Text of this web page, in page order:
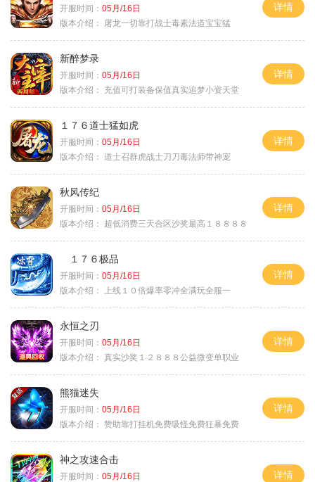
开服时间： 05月/16日
版本介绍：
屠龙一切靠打战士毒素法道宝宝猛
详情
新醉梦录
开服时间： 05月/16日
版本介绍：
充值可打装备保值真实追梦小资天堂
详情
１７６道士猛如虎
开服时间： 05月/16日
版本介绍： 道士召群虎战士刀刀毒法师带神宠
详情
秋风传纪
开服时间： 05月/16日
版本介绍：
超低消费三天合区沙奖最高１８８８８
详情
１７６极品
开服时间： 05月/16日
版本介绍：
上线１０倍爆率零冲全满玩全服一
详情
永恒之刃
开服时间： 05月/16日
版本介绍： 真实沙奖１２８８８公益微变单职业
详情
熊猫迷失
开服时间： 05月/16日
版本介绍： 赞助靠打挂机免费吸怪免费狂暴免费
详情
神之攻速合击
开服时间： 05月/16日
详情